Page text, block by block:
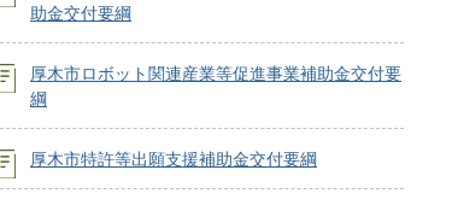
助金交付要綱
厚木市ロボット関連産業等促進事業補助金交付要
綱
厚木市特許等出願支援補助金交付要綱